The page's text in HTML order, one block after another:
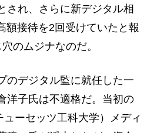
され、さらに新デジタル相
額接待を2回受けていたと報
のムジナなのだ。
デジタル監に就任した一
洋子氏は不適格だ。当初の
ーセッツ工科大学）メディ